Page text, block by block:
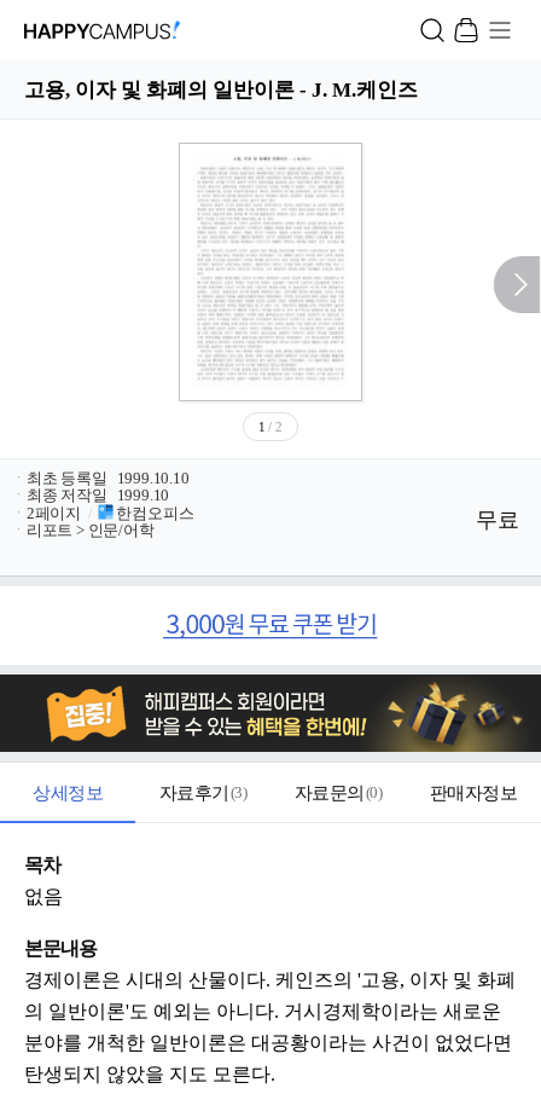
고용, 이자 및 화폐의 일반이론 - J. M.케인즈
1 / 2
ㆍ 최초 등록일
1999.10.10
ㆍ 최종 저작일
1999.10
ㆍ 2페이지 /
한컴오피스
ㆍ 리포트 > 인문/어학 무료
상세정보 자료후기 (3) 자료문의 (0) 판매자정보
목차
없음
본문내용
경제이론은 시대의 산물이다. 케인즈의 '고용, 이자 및 화폐
의 일반이론'도 예외는 아니다. 거시경제학이라는 새로운
분야를 개척한 일반이론은 대공황이라는 사건이 없었다면
탄생되지 않았을 지도 모른다.